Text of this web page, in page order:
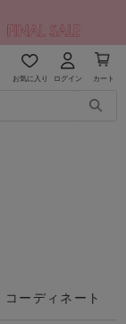
お気に入り ログイン カート
コーディネート